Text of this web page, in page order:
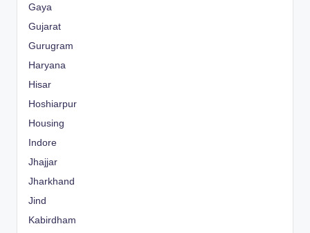
Gaya
Gujarat
Gurugram
Haryana
Hisar
Hoshiarpur
Housing
Indore
Jhajjar
Jharkhand
Jind
Kabirdham